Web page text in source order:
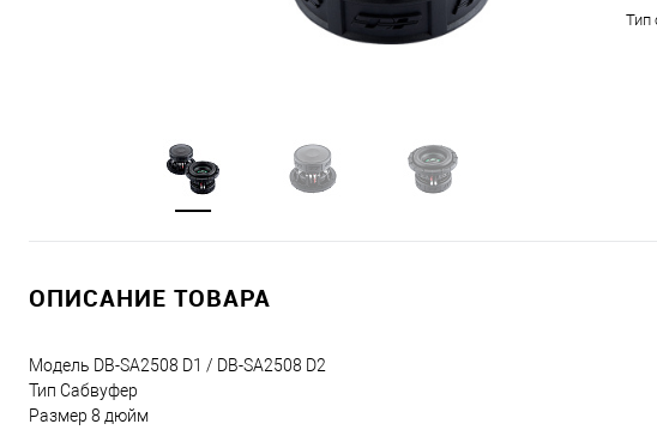
Тип
ОПИСАНИЕ ТОВАРА
Модель DB-SA2508 D1 / DB-SA2508 D2
Тип Сабвуфер
Размер 8 дюйм